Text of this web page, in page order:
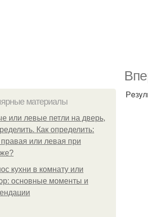
материалы
или левые петли на дверь,
Как определить:
или левая при
кухни в комнату или
основные моменты и